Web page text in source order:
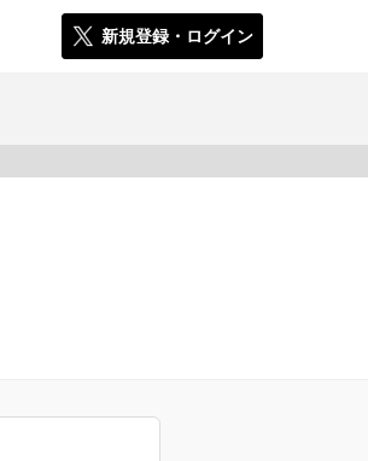
新規登録・ログイン